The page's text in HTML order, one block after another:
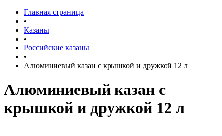
Главная страница
•
Казаны
•
Российские казаны
•
Алюминиевый казан с крышкой и дружкой 12 л
Алюминиевый казан с
крышкой и дружкой 12 л